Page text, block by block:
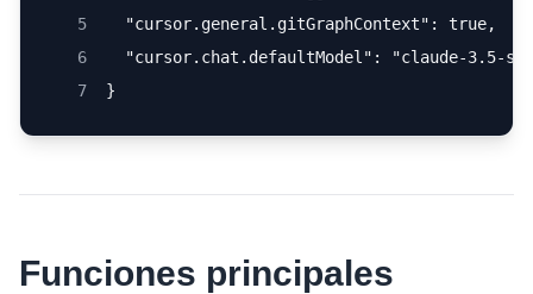
5
  "cursor.general.gitGraphContext": true,
6
"cursor.chat.defaultModel": "claude-3.5-
7
}
Funciones principales